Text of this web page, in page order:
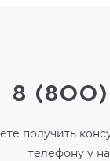
8 (800)
получить
телефону у